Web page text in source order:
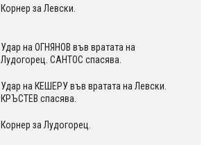
Корнер за Левски.
Удар на ОГНЯНОВ във вратата на
Лудогорец. САНТОС спасява.
Удар на КЕШЕРУ във вратата на Левски.
КРЪСТЕВ спасява.
Корнер за Лудогорец.